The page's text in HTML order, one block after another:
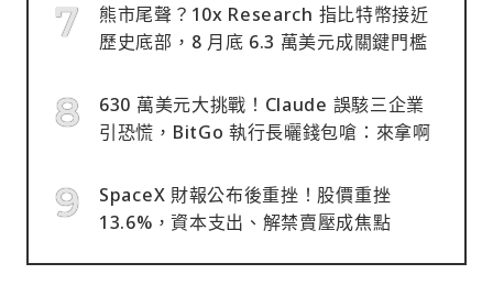
熊市尾聲？10x Research 指比特幣接近
歷史底部，8 月底 6.3 萬美元成關鍵門檻
630 萬美元大挑戰！Claude 誤駭三企業
引恐慌，BitGo 執行長曬錢包嗆：來拿啊
SpaceX 財報公布後重挫！股價重挫
13.6%，資本支出、解禁賣壓成焦點